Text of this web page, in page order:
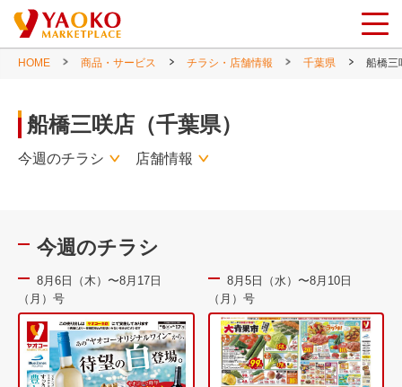
HOME 商品・サービス チラシ・店舗情報 千葉県 船橋三
船橋三咲店（千葉県）
今週のチラシ 店舗情報
今週のチラシ
8月6日（木）〜8月17日
（月）号
8月5日（水）〜8月10日
（月）号